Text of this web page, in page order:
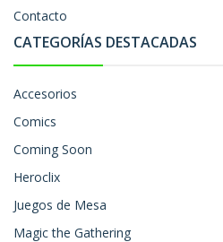
Contacto
CATEGORÍAS DESTACADAS
Accesorios
Comics
Coming Soon
Heroclix
Juegos de Mesa
Magic the Gathering